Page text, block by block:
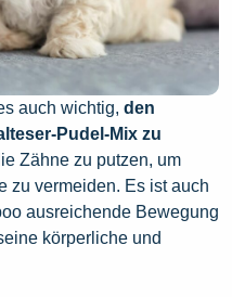
auch wichtig, den
Pudel-Mix zu
Zähne zu putzen, um
zu vermeiden. Es ist auch
ausreichende Bewegung
körperliche und